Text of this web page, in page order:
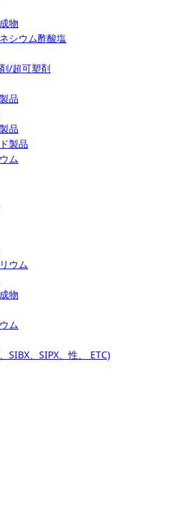
物
シウム酢酸塩
/超可塑剤
品
品
製品
ム
ウム
物
ム
SIBX、SIPX、性、 ETC)